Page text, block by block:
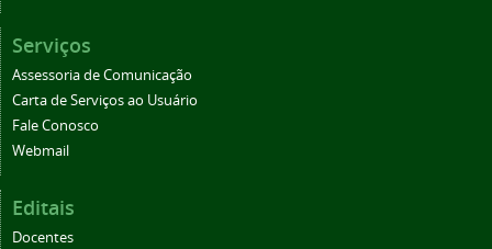
Serviços
Assessoria de Comunicação
Carta de Serviços ao Usuário
Fale Conosco
Webmail
Editais
Docentes